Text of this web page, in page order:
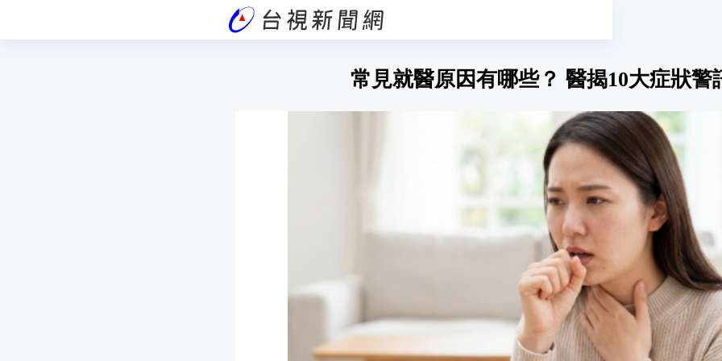
常見就醫原因有哪些？ 醫揭10大症狀警